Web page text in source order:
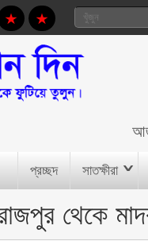
প্রচ্ছদ সাতক্ষীরা
থেকে